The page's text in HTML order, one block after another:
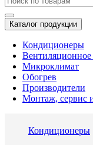
Каталог продукции
Кондиционеры
Вентиляционное
Микроклимат
Обогрев
Производители
Монтаж, сервис
Кондиционеры